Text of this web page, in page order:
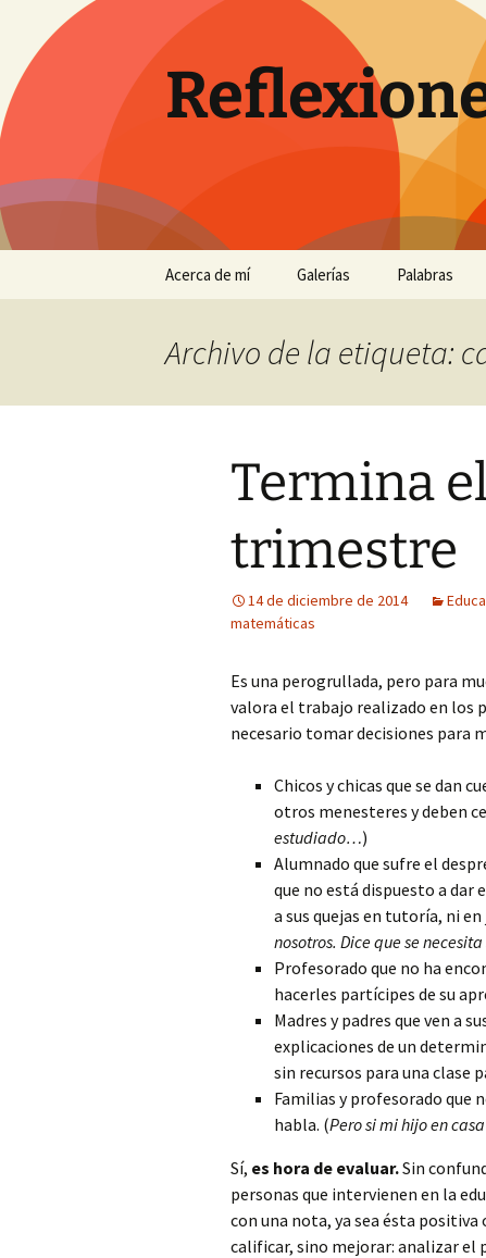
contenido
Acerca de mí Galerías
Con perros en un pinar de
El Torcal entre la niebla
Fotos curiosas
Museo de aperos y útiles
Pintadas
Primavera
Palabras
Archivo de la etiqueta:
Termina
trimestre
14 de diciembre de 2014
matemáticas
Es una perogrullada, pero para
valora el trabajo realizado en los
necesario tomar decisiones para
Chicos y chicas que se dan
otros menesteres y deben
estudiado…)
Alumnado que sufre el
que no está dispuesto a dar
a sus quejas en tutoría, ni
nosotros. Dice que se
Profesorado que no ha
hacerles partícipes de su
Madres y padres que ven a
explicaciones de un
sin recursos para una clase
Familias y profesorado que
habla. (Pero si mi hijo en
Sí, es hora de evaluar.Sin
personas que intervienen en la
con una nota, ya sea ésta
calificar, sino mejorar: analizar el